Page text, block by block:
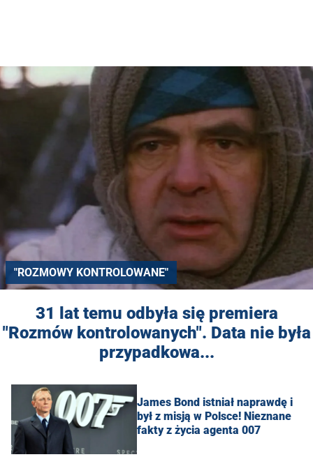
"ROZMOWY KONTROLOWANE"
31 lat temu odbyła się premiera
"Rozmów kontrolowanych". Data nie była
przypadkowa...
James Bond istniał naprawdę i
był z misją w Polsce! Nieznane
fakty z życia agenta 007